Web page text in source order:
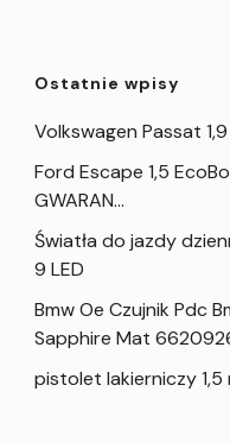
Ostatnie wpisy
Volkswagen Passat
Ford Escape 1,5
GWARAN…
Światła do jazdy
9 LED
Bmw Oe Czujnik Pdc
Sapphire Mat
pistolet lakierniczy